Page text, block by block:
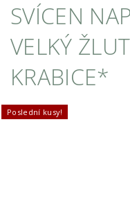
SVÍCEN
VELKÝ
KRABICE*
Poslední kusy!